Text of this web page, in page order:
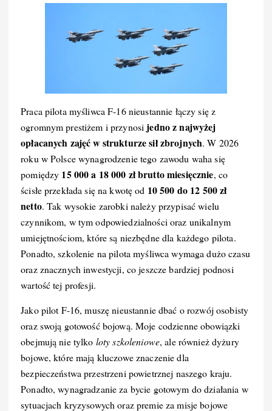
Praca pilota myśliwca F-16 nieustannie łączy się z
ogromnym prestiżem i przynosi jedno z najwyżej
opłacanych zajęć w strukturze sił zbrojnych. W 2026
roku w Polsce wynagrodzenie tego zawodu waha się
pomiędzy 15 000 a 18 000 zł brutto miesięcznie, co
ścisłe przekłada się na kwotę od 10 500 do 12 500 zł
netto. Tak wysokie zarobki należy przypisać wielu
czynnikom, w tym odpowiedzialności oraz unikalnym
umiejętnościom, które są niezbędne dla każdego pilota.
Ponadto, szkolenie na pilota myśliwca wymaga dużo czasu
oraz znacznych inwestycji, co jeszcze bardziej podnosi
wartość tej profesji.
Jako pilot F-16, muszę nieustannie dbać o rozwój osobisty
oraz swoją gotowość bojową. Moje codzienne obowiązki
obejmują nie tylko loty szkoleniowe, ale również dyżury
bojowe, które mają kluczowe znaczenie dla
bezpieczeństwa przestrzeni powietrznej naszego kraju.
Ponadto, wynagradzanie za bycie gotowym do działania w
sytuacjach kryzysowych oraz premie za misje bojowe